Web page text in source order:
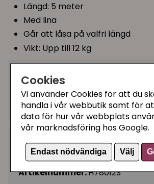
Cookies
Vi använder Cookies för att du
handla i vår webbutik samt för
data för hur vår webbplats
vår marknadsföring hos Google.
Endast nödvändiga Välj
Längd: 5 meter
Med lina
Går att låsa på valfri längd
Vikt: Upp till 12 kg
179 kr
I lager, leveranstid 1-3 vardagar
Kategorier:
Koppel till katt
Artikelnummer:H78012S